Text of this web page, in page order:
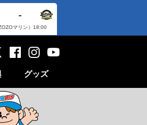
-
マリン） 18:00
グッズ